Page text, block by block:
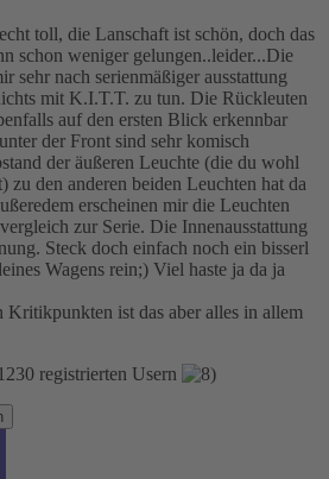
toll, die Lanschaft ist schön, doch das
schon weniger gelungen..leider...Die
sehr nach serienmäßiger ausstattung
mit K.I.T.T. zu tun. Die Rückleuten
auf den ersten Blick erkennbar
der Front sind sehr komisch
der äußeren Leuchte (die du wohl
zu den anderen beiden Leuchten hat da
erscheinen mir die Leuchten
zur Serie. Die Innenausstattung
Steck doch einfach noch ein bisserl
Wagens rein;) Viel haste ja da ja
Kritikpunkten ist das aber alles in allem
registrierten Usern